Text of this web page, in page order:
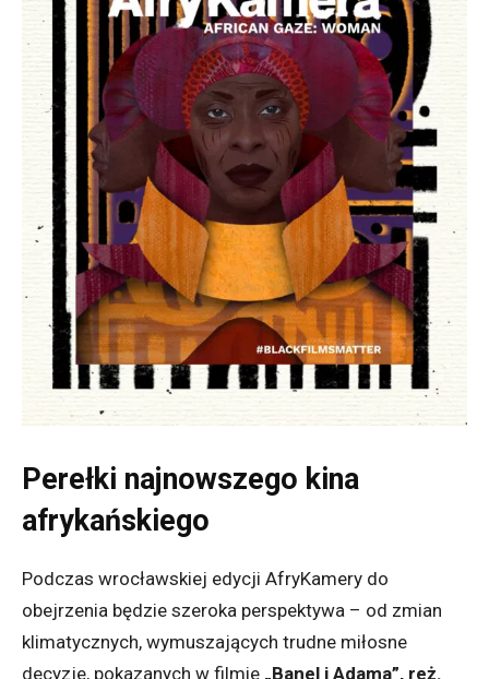
Perełki najnowszego kina
afrykańskiego
Podczas wrocławskiej edycji AfryKamery do
obejrzenia będzie szeroka perspektywa – od zmian
klimatycznych, wymuszających trudne miłosne
decyzje, pokazanych w filmie „Banel i Adama”, reż.